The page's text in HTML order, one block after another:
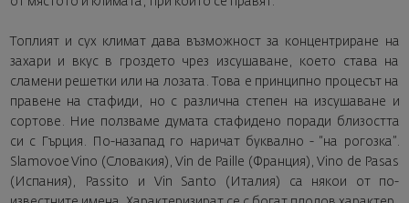
Топлият и сух климат дава възможност за концентриране на
захари и вкус в гроздето чрез изсушаване, което става на
сламени решетки или на лозата. Това е принципно процесът на
правене на стафиди, но с различна степен на изсушаване и
сортове. Ние ползваме думата стафидено поради близостта
си с Гърция. По-назапад го наричат буквално - “на рогозка”.
Slamovoe Vino (Словакия), Vin de Paille (Франция), Vino de Pasas
(Испания), Passito и Vin Santo (Италия) са някои от по-